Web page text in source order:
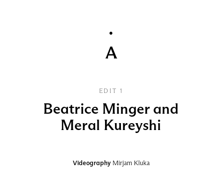
EDIT 1
Beatrice Minger and
Meral Kureyshi
Videography Mirjam Kluka